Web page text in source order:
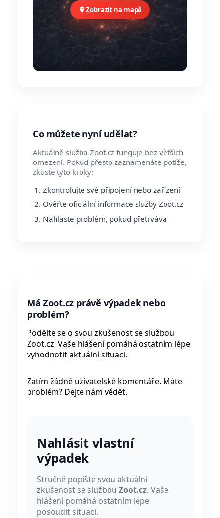
Zobrazit na mapě
Co můžete nyní udělat?
Aktuálně služba Zoot.cz funguje bez větších
omezení. Pokud přesto zaznamenáte potíže,
zkuste tyto kroky:
Zkontrolujte své připojení nebo zařízení
Ověřte oficiální informace služby Zoot.cz
Nahlaste problém, pokud přetrvává
Má Zoot.cz právě výpadek nebo
problém?
Podělte se o svou zkušenost se službou
Zoot.cz. Vaše hlášení pomáhá ostatním lépe
vyhodnotit aktuální situaci.
Zatím žádné uživatelské komentáře. Máte
problém? Dejte nám vědět.
Nahlásit vlastní
výpadek
Stručně popište svou aktuální
zkušenost se službou Zoot.cz. Vaše
hlášení pomáhá ostatním lépe
posoudit situaci.